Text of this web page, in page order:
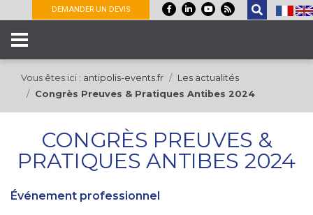
DEMANDER UN DEVIS
Vous êtes ici : antipolis-events.fr
Les actualités
Congrès Preuves & Pratiques Antibes 2024
CONGRÈS PREUVES &
PRATIQUES ANTIBES 2024
Événement professionnel
Panneau de gestion des cookies